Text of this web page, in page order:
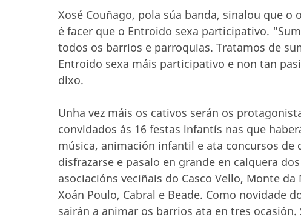
Xosé Couñago, pola súa banda, sinalou que o
é facer que o Entroido sexa participativo.
todos os barrios e parroquias. Tratamos de
Entroido sexa máis participativo e non tan
dixo.
Unha vez máis os cativos serán os
convidados ás 16 festas infantís nas que
música, animación infantil e ata concursos de
disfrazarse e pasalo en grande en calquera
asociacións veciñais do Casco Vello, Monte
Xoán Poulo, Cabral e Beade. Como novidade
sairán a animar os barrios ata en tres ocasión.